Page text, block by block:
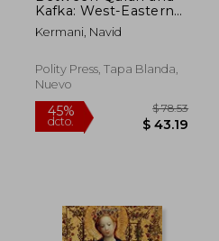
Kafka: West-Eastern
Affinities (en Inglés)
Kermani, Navid
Polity Press, Tapa Blanda,
Nuevo